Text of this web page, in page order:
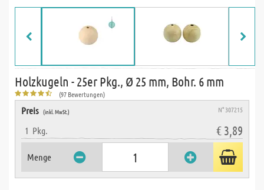
Holzkugeln - 25er Pkg., Ø 25 mm, Bohr. 6 mm
(97 Bewertungen)
Preis (inkl. MwSt.) N° 307215
1 Pkg. € 3,89
Menge